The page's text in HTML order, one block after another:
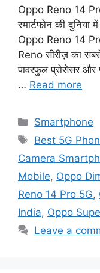
Oppo Reno 14
स्मार्टफोन की
Oppo Reno 14
Reno सीरीज़ का
पावरफुल प्रोसेसर
… Read more
Categories
Smartphone
Tags
Best 5G
Camera
Mobile, Oppo
Reno 14 Pro 5G,
India, Oppo
Leave a